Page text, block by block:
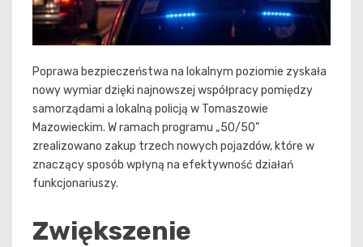
Poprawa bezpieczeństwa na lokalnym poziomie zyskała
nowy wymiar dzięki najnowszej współpracy pomiędzy
samorządami a lokalną policją w Tomaszowie
Mazowieckim. W ramach programu „50/50”
zrealizowano zakup trzech nowych pojazdów, które w
znaczący sposób wpłyną na efektywność działań
funkcjonariuszy.
Zwiększenie